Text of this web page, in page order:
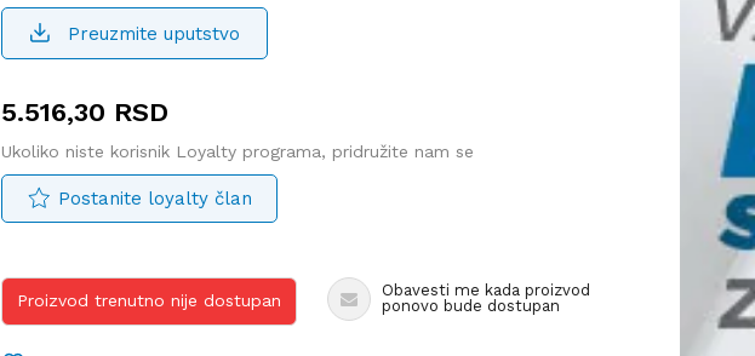
Preuzmite uputstvo
5.516,30 RSD
Ukoliko niste korisnik Loyalty programa, pridružite nam se
Postanite loyalty član
Proizvod trenutno nije dostupan
Obavesti me kada proizvod
ponovo bude dostupan